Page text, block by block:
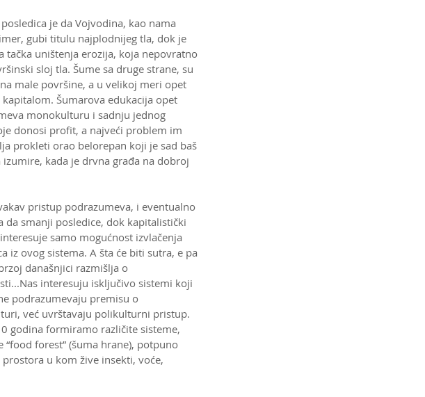
je da Vojvodina, kao nama
gubi titulu najplodnijeg tla, dok je
tačka uništenja erozija, koja nepovratno
sloj tla. Šume sa druge strane, su
male površine, a u velikoj meri opet
Šumarova edukacija opet
monokulturu i sadnju jednog
donosi profit, a najveći problem im
prokleti orao belorepan koji je sad baš
izumire, kada je drvna građa na dobroj
pristup podrazumeva, i eventualno
da smanji posledice, dok kapitalistički
samo mogućnost izvlačenja
iz ovog sistema. A šta će biti sutra, e pa
današnjici razmišlja o
interesuju isključivo sistemi koji
podrazumevaju premisu o
već uvrštavaju polikulturni pristup.
godina formiramo različite sisteme,
“food forest” (šuma hrane), potpuno
u kom žive insekti, voće,